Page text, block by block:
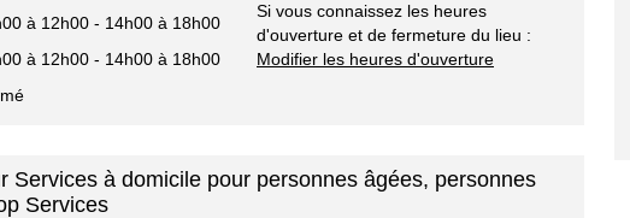
à 12h00 - 14h00 à 18h00
à 12h00 - 14h00 à 18h00
Si vous connaissez les heures
d'ouverture et de fermeture du lieu :
Modifier les heures d'ouverture
Services à domicile pour personnes âgées, personnes
Services